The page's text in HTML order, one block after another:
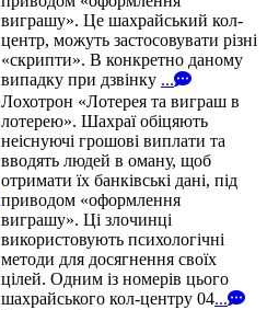
виграшу». Це шахрайський кол-
центр, можуть застосовувати різні
«скрипти». В конкретно даному
випадку при дзвінку ...
Лохотрон «Лотерея та виграш в
лотерею». Шахраї обіцяють
неіснуючі грошові виплати та
вводять людей в оману, щоб
отримати їх банківські дані, під
приводом «оформлення
виграшу». Ці злочинці
використовують психологічні
методи для досягнення своїх
цілей. Одним із номерів цього
шахрайського кол-центру 04...